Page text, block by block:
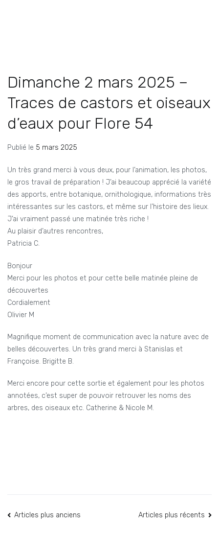
Dimanche 2 mars 2025 –
Traces de castors et oiseaux
d’eaux pour Flore 54
Publié le 5 mars 2025
Un très grand merci à vous deux, pour l’animation, les photos,
le gros travail de préparation ! J’ai beaucoup apprécié la variété
des apports, entre botanique, ornithologique, informations très
intéressantes sur les castors, et même sur l’histoire des lieux.
J’ai vraiment passé une matinée très riche !
Au plaisir d’autres rencontres,
Patricia C.
Bonjour
Merci pour les photos et pour cette belle matinée pleine de
découvertes
Cordialement
Olivier M
Magnifique moment de communication avec la nature avec de
belles découvertes. Un très grand merci à Stanislas et
Françoise. Brigitte B.
Merci encore pour cette sortie et également pour les photos
annotées, c’est super de pouvoir retrouver les noms des
arbres, des oiseaux etc. Catherine & Nicole M.
Navigation
Articles plus anciens Articles plus récents